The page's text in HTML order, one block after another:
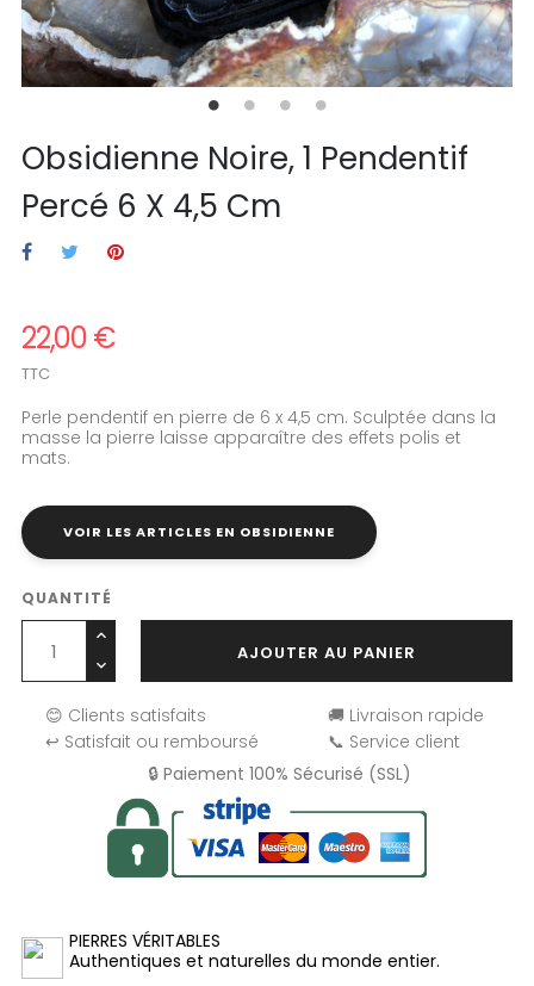
Obsidienne Noire, 1 Pendentif
Percé 6 X 4,5 Cm
22,00 €
TTC
Perle pendentif en pierre de 6 x 4,5 cm. Sculptée dans la
masse la pierre laisse apparaître des effets polis et
mats.
VOIR LES ARTICLES EN OBSIDIENNE
QUANTITÉ
AJOUTER AU PANIER
😊 Clients satisfaits
🚚 Livraison rapide
↩️ Satisfait ou remboursé
📞 Service client
🔒 Paiement 100% Sécurisé (SSL)
PIERRES VÉRITABLES
Authentiques et naturelles du monde entier.